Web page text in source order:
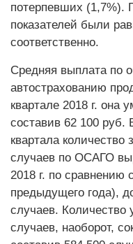
потерпевших (1,7%).
показателей были
соответственно.
Средняя выплата по
автострахованию
квартале 2018 г. она
составив 62 100 руб.
квартала количество
случаев по ОСАГО
2018 г. по сравнению
предыдущего года),
случаев. Количество
случаев, наоборот,